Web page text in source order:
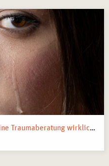
Stilles Leid erkennen: Wann eine Traumaberatung wirklich der richtige Schritt ist